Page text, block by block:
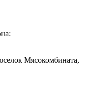
Мясокомбината,